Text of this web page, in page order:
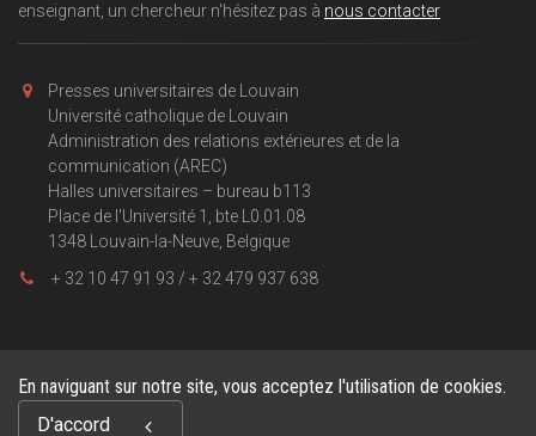
En naviguant sur notre site, vous acceptez l'utilisation de cookies.
D'accord
enseignant, un chercheur n'hésitez pas à nous contacter
Presses universitaires de Louvain
Université catholique de Louvain
Administration des relations extérieures et de la
communication (AREC)
Halles universitaires – bureau b113
Place de l'Université 1, bte L0.01.08
1348 Louvain-la-Neuve, Belgique
+ 32 10 47 91 93 / + 32 479 937 638